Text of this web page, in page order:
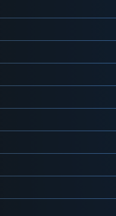
Flash News
Intranet